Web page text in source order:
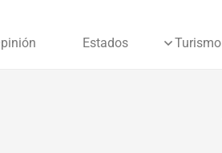
Estados Turismo